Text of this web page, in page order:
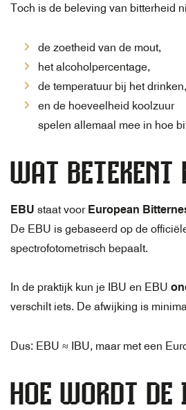
Toch is de beleving van bitterheid
de zoetheid van de mout,
het alcoholpercentage,
de temperatuur bij het drinken,
en de hoeveelheid koolzuur
spelen allemaal mee in hoe
WAT BETEKENT
EBU staat voor European
De EBU is gebaseerd op de
spectrofotometrisch bepaalt.
In de praktijk kun je IBU en EBU
verschilt iets. De afwijking is
Dus: EBU ≈ IBU, maar met een
HOE WORDT DE